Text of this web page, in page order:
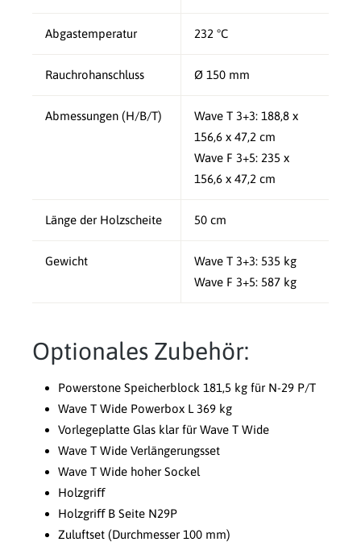
Abgastemperatur 232 °C
Rauchrohanschluss Ø 150 mm
Abmessungen (H/B/T)
Wave T 3+3: 188,8 x
156,6 x 47,2 cm
Wave F 3+5: 235 x
156,6 x 47,2 cm
Länge der Holzscheite 50 cm
Gewicht
Wave T 3+3: 535 kg
Wave F 3+5: 587 kg
Optionales Zubehör:
Powerstone Speicherblock 181,5 kg für N-29 P/T
Wave T Wide Powerbox L 369 kg
Vorlegeplatte Glas klar für Wave T Wide
Wave T Wide Verlängerungsset
Wave T Wide hoher Sockel
Holzgriﬀ
Holzgriﬀ B Seite N29P
Zuluftset (Durchmesser 100 mm)